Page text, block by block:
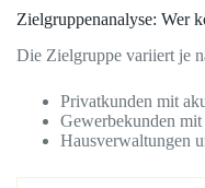
Zielgruppenanalyse: Wer
Die Zielgruppe variiert je
Privatkunden mit
Gewerbekunden
Hausverwaltungen